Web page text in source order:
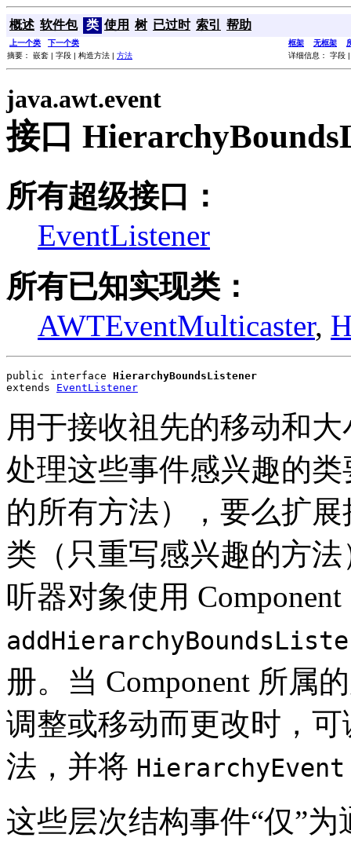
概述 软件包 类 使用 树 已过时 索引 帮助
上一个类 下一个类 框架 无框架
摘要： 嵌套 | 字段 | 构造方法 | 方法 详细信息： 字段
java.awt.event
接口
所有超级接口：
EventListener
所有已知实现类：
AWTEventMulticaster,
public interface HierarchyBoundsListener
extends EventListener
用于接收祖先的移动和
处理这些事件感兴趣的
的所有方法），要么扩
类（只重写感兴趣的方
听器对象使用 Component
册。当 Component 所属
调整或移动而更改时，
法，并将 HierarchyEvent
这些层次结构事件“仅”